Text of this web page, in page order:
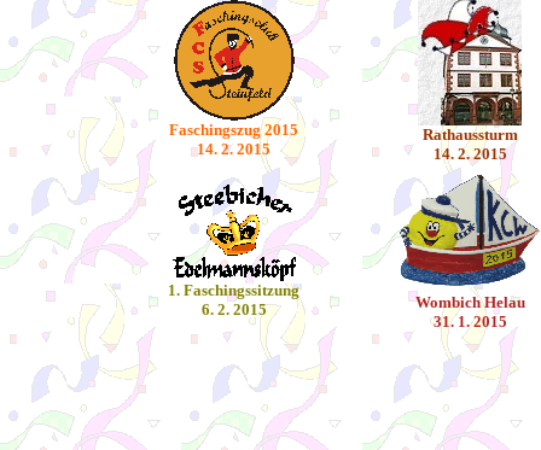
Faschingszug 2015
14. 2. 2015
Rathaussturm
14. 2. 2015
1. Faschingssitzung
6. 2. 2015
Wombich Helau
31. 1. 2015